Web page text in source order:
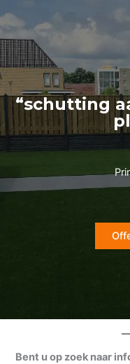
naar
de
inhoud
“schutting
Bent u op zoek naar